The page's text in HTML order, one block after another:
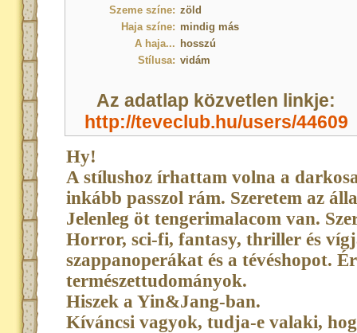
Szeme színe: zöld
Haja színe: mindig más
A haja... hosszú
Stílusa: vidám
Az adatlap közvetlen linkje:
http://teveclub.hu/users/44609
Hy!
A stílushoz írhattam volna a
inkább passzol rám. Szeretem az
Jelenleg öt tengerimalacom van.
Horror, sci-fi, fantasy, thriller és
szappanoperákat és a tévéshopot.
természettudományok.
Hiszek a Yin&Jang-ban.
Kíváncsi vagyok, tudja-e valaki,